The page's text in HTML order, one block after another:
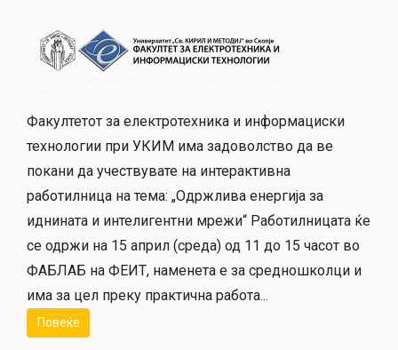
Факултетот за електротехника и информациски
технологии при УКИМ има задоволство да ве
покани да учествувате на интерактивна
работилница на тема: „Одржлива енергија за
иднината и интелигентни мрежи“ Работилницата ќе
се одржи на 15 април (среда) од 11 до 15 часот во
ФАБЛАБ на ФЕИТ, наменета е за средношколци и
има за цел преку практична работа...
Повеќе